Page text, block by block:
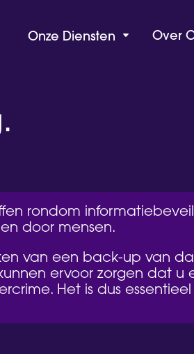
Onze Diensten C Over
rondom
door mensen.
van een back-up van
ervoor zorgen dat u
Het is dus